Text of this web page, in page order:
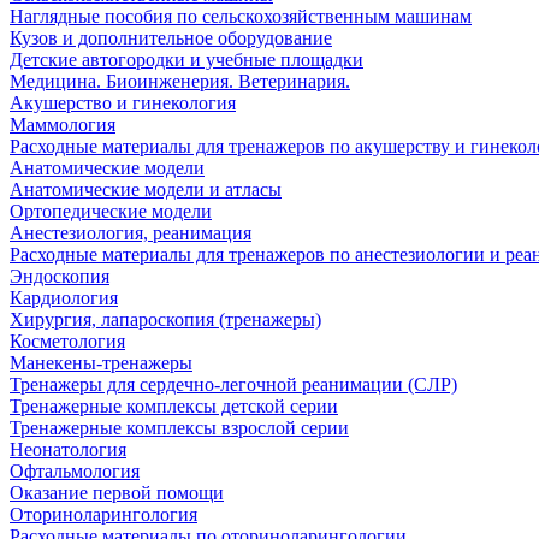
Наглядные пособия по сельскохозяйственным машинам
Кузов и дополнительное оборудование
Детские автогородки и учебные площадки
Медицина. Биоинженерия. Ветеринария.
Акушерство и гинекология
Маммология
Расходные материалы для тренажеров по акушерству и
Анатомические модели
Анатомические модели и атласы
Ортопедические модели
Анестезиология, реанимация
Расходные материалы для тренажеров по анестезиологии и
Эндоскопия
Кардиология
Хирургия, лапароскопия (тренажеры)
Косметология
Манекены-тренажеры
Тренажеры для сердечно-легочной реанимации (СЛР)
Тренажерные комплексы детской серии
Тренажерные комплексы взрослой серии
Неонатология
Офтальмология
Оказание первой помощи
Оториноларингология